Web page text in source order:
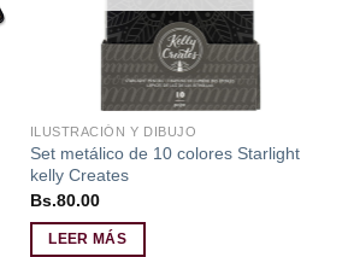
ILUSTRACIÓN Y DIBUJO
Set metálico de 10 colores Starlight
kelly Creates
Bs.80.00
LEER MÁS